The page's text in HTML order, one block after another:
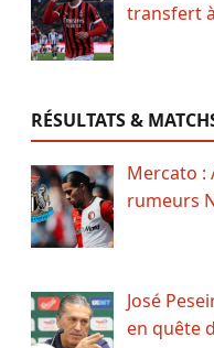
transfert
RÉSULTATS &
Mercato :
rumeurs
José
en quête